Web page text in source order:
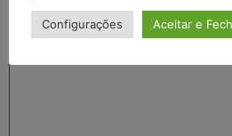
Configurações Aceitar e